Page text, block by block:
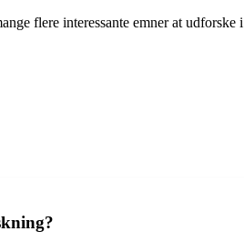
flere interessante emner at